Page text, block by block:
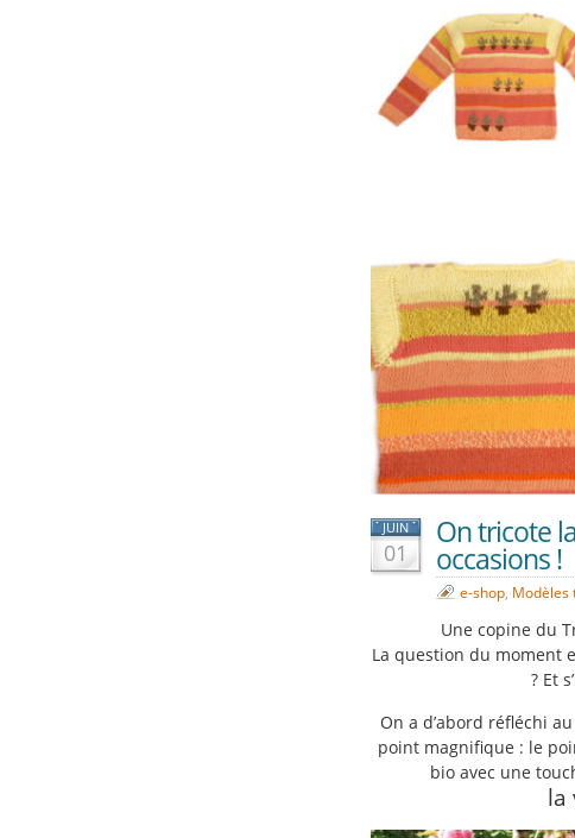
JUIN
01
On tricote
occasions !
e-shop, Modèles
Une copine du
La question du moment
? Et
On a d’abord réfléchi
point magnifique : le
bio avec une
la